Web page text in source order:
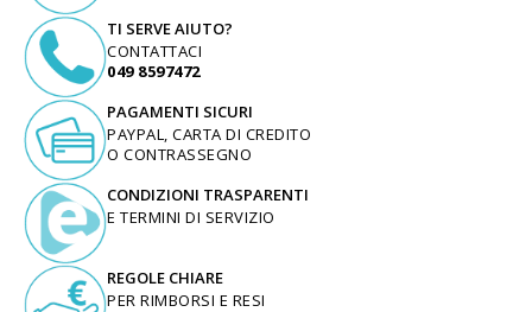
TI SERVE AIUTO?
CONTATTACI
049 8597472
PAGAMENTI SICURI
PAYPAL, CARTA DI CREDITO
O CONTRASSEGNO
CONDIZIONI TRASPARENTI
E TERMINI DI SERVIZIO
REGOLE CHIARE
PER RIMBORSI E RESI